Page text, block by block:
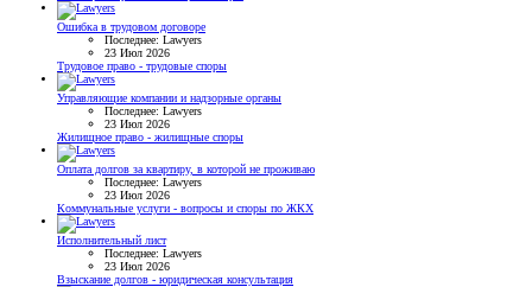
Ошибка в трудовом договоре
Последнее: Lawyers
23 Июл 2026
Трудовое право - трудовые споры
Управляющие компании и надзорные органы
Последнее: Lawyers
23 Июл 2026
Жилищное право - жилищные споры
Оплата долгов за квартиру, в которой не проживаю
Последнее: Lawyers
23 Июл 2026
Коммунальные услуги - вопросы и споры по ЖКХ
Исполнительный лист
Последнее: Lawyers
23 Июл 2026
Взыскание долгов - юридическая консультация